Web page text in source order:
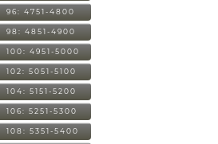
96: 4751-4800
98: 4851-4900
100: 4951-5000
102: 5051-5100
104: 5151-5200
106: 5251-5300
108: 5351-5400